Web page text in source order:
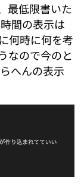
最低限書いた
間の表示は
何時に何を考
なので今のと
へんの表示